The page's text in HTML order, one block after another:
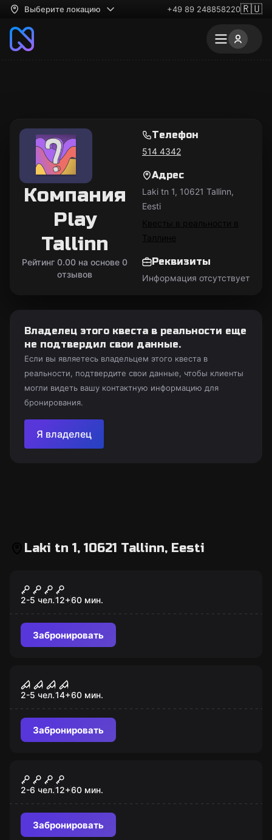
Выберите локацию +49 89 248858220🇷🇺
Компания
Play
Tallinn
Рейтинг 0.00 на основе 0
отзывов
Телефон
514 4342
Адрес
Laki tn 1, 10621 Tallinn,
Eesti
Квесты в реальности в
Таллине
Реквизиты
Информация отсутствует
Владелец этого квеста в реальности еще
не подтвердил свои данные.
Если вы являетесь владельцем этого квеста в
реальности, подтвердите свои данные, чтобы клиенты
могли видеть вашу контактную информацию для
бронирования.
Я владелец
Laki tn 1, 10621 Tallinn, Eesti
Punker
2-5 чел.12+60 мин.
Забронировать
Nukutuba
2-5 чел.14+60 мин.
Забронировать
Kulla rööv
2-6 чел.12+60 мин.
Забронировать